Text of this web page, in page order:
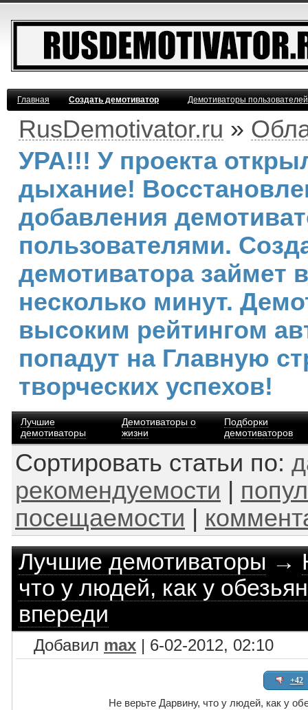
Главная Создать демотиватор Демотиваторы
RusDemotivator.ru »
УРА!!! У проекта
дыхание!
добавления
пользователями.
демотиватора займет
несколько минут.
высоким рейтингом
попадут на Главную
творческих успехов!
Лучшие
демотиваторы
Демотиваторы о
жизни
Подборки
демотиваторов
Сортировать статьи по:
рекомендуемости
посещаемости
Лучшие демотиваторы→
что у людей, как у
впереди
Добавил max | 6-02-2012, 02:10
+42
Не верьте Дарвину, что у людей, как у